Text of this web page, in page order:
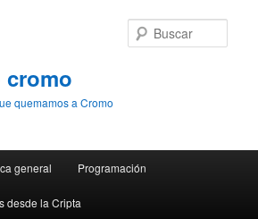
cromo
quemamos a Cromo
general Programación
desde la Cripta